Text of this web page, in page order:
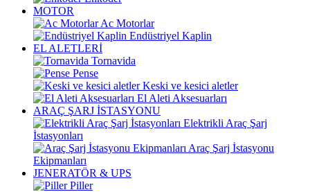
MOTOR
Ac Motorlar
Endüstriyel Kaplin
EL ALETLERİ
Tornavida
Pense
Keski ve kesici aletler
El Aleti Aksesuarları
ARAÇ ŞARJ İSTASYONU
Elektrikli Araç Şarj
İstasyonları
Araç Şarj İstasyonu
Ekipmanları
JENERATÖR & UPS
Piller